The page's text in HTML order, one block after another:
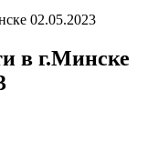
02.05.2023
в г.Минске